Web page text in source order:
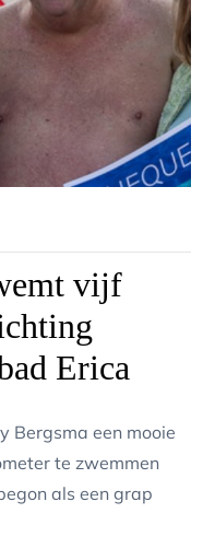
vijf
Erica
Bergsma een mooie
te zwemmen
als een grap